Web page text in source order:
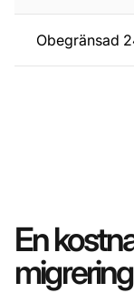
Obegränsad
En
migrering